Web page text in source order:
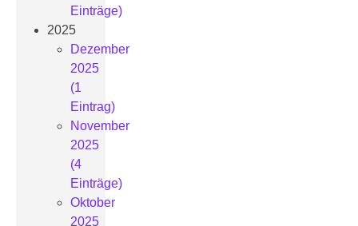
Einträge)
2025
Dezember
2025
(1
Eintrag)
November
2025
(4
Einträge)
Oktober
2025